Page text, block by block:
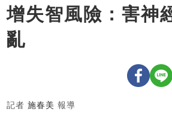
增失智風險：害神
亂
記者 施春美 報導